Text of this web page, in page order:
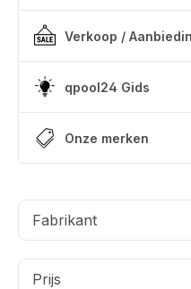
Verkoop /
qpool24 Gids
Onze merken
Fabrikant
Prijs